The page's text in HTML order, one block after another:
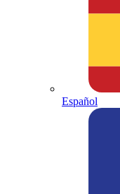
Español